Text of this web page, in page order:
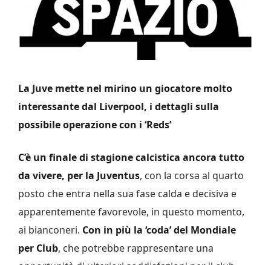
La Juve mette nel mirino un giocatore molto
interessante dal Liverpool, i dettagli sulla
possibile operazione con i ‘Reds’
C’è un finale di stagione calcistica ancora tutto
da vivere, per la Juventus, con la corsa al quarto
posto che entra nella sua fase calda e decisiva e
apparentemente favorevole, in questo momento,
ai bianconeri. Con in più la ‘coda’ del Mondiale
per Club, che potrebbe rappresentare una